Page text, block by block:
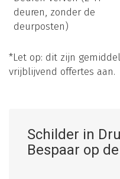
deuren, zonder de
deurposten)
*Let op: dit zijn
vrijblijvend offertes aan.
Schilder in
Bespaar op